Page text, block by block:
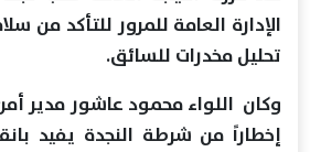
الإدارة العامة للمرور للتأكد من
تحليل مخدرات للسائق.
وكان اللواء محمود عاشور مدير
إخطاراً من شرطة النجدة يفيد